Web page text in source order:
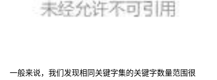
一般来说，我们发现相同关键字集的关键字数量范围很